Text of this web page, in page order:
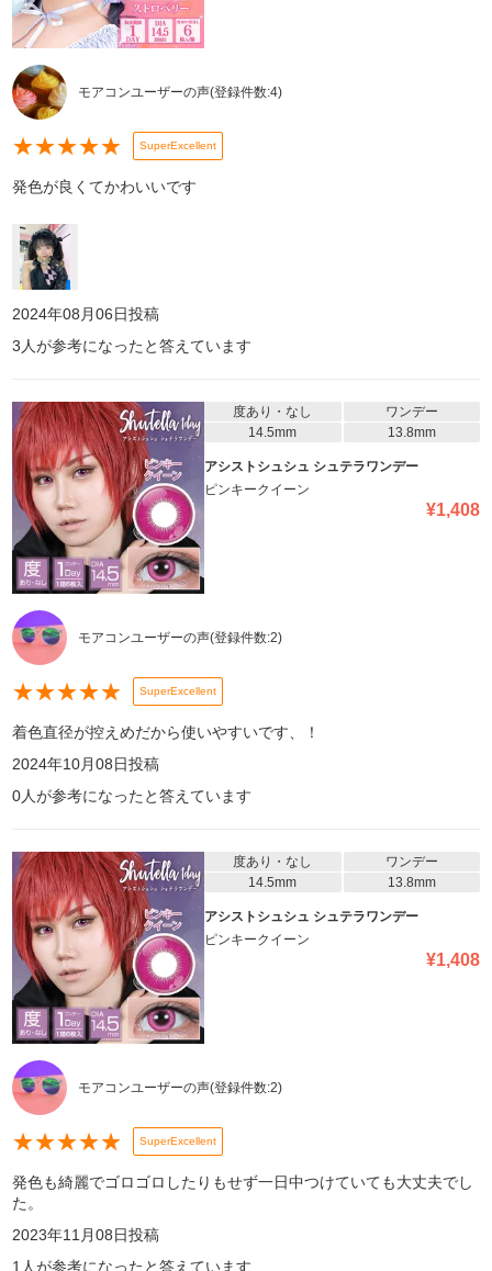
モアコンユーザーの声(登録件数:4)
★★★★★ SuperExcellent
発色が良くてかわいいです
2024年08月06日投稿
3 人が参考になったと答えています
度あり・なし
ワンデー
14.5mm
13.8mm
アシストシュシュ シュテラワンデー
ピンキークイーン
¥1,408
モアコンユーザーの声(登録件数:2)
★★★★★ SuperExcellent
着色直径が控えめだから使いやすいです、！
2024年10月08日投稿
0人が参考になったと答えています
度あり・なし
ワンデー
14.5mm
13.8mm
アシストシュシュ シュテラワンデー
ピンキークイーン
¥1,408
モアコンユーザーの声(登録件数:2)
★★★★★ SuperExcellent
発色も綺麗でゴロゴロしたりもせず一日中つけていても大丈夫でし
た。
2023年11月08日投稿
1 人が参考になったと答えています